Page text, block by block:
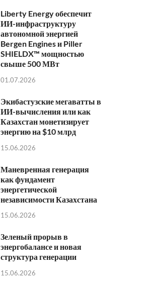
Liberty Energy обеспечит
ИИ-инфраструктуру
автономной энергией
Bergen Engines и Piller
SHIELDX™ мощностью
свыше 500 МВт
01.07.2026
Экибастузские мегаватты в
ИИ-вычисления или как
Казахстан монетизирует
энергию на $10 млрд
15.06.2026
Маневренная генерация
как фундамент
энергетической
независимости Казахстана
15.06.2026
Зеленый прорыв в
энергобалансе и новая
структура генерации
15.06.2026